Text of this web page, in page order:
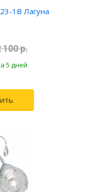
1B Лагуна
100 р.
5 дней